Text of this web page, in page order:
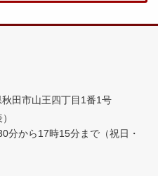
田市山王四丁目1番1号
分から17時15分まで （祝日・